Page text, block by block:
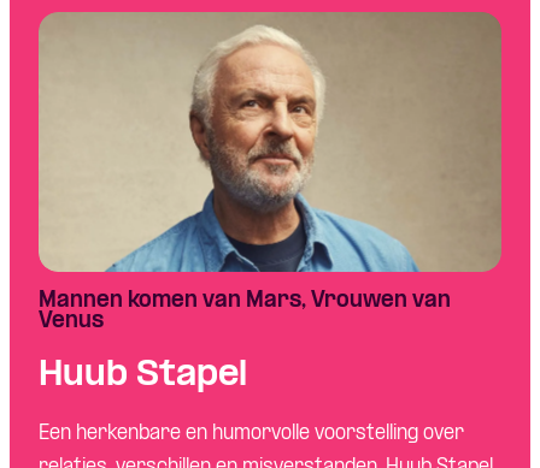
Mannen komen van Mars, Vrouwen van
Venus
Huub Stapel
Een herkenbare en humorvolle voorstelling over